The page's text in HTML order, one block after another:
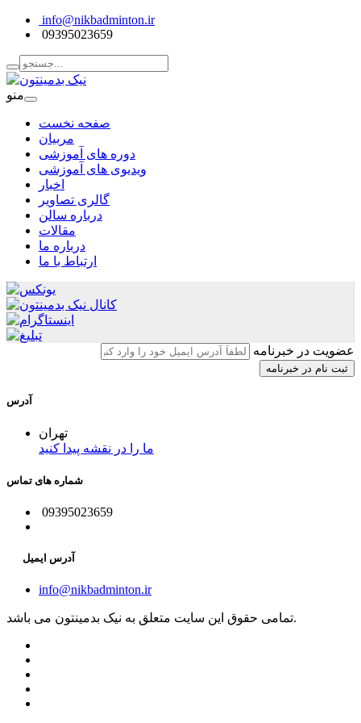
info@nikbadminton.ir
09395023659
منو
صفحه نخست
مربیان
دوره های آموزشی
ویدیوی های آموزشی
اخبار
گالری تصاویر
درباره سالن
مقالات
درباره ما
ارتباط با ما
عضویت در خبرنامه
آدرس
تهران
ما را در نقشه پیدا کنید
شماره های تماس
09395023659
آدرس ایمیل
info@nikbadminton.ir
تمامی حقوق این سایت متعلق به نیک بدمینتون می باشد.